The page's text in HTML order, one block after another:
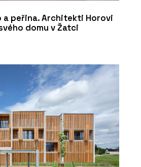
a peřina. Architekti Horovi
domu v Žatci